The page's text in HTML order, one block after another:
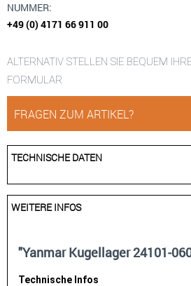
NUMMER:
+49 (0) 4171 66 911 00
ALTERNATIV STELLEN SIE BEQUEM
FORMULAR
FRAGEN ZUM ARTIKEL?
TECHNISCHE DATEN
WEITERE INFOS
"Yanmar Kugellager 24101-
Technische Infos